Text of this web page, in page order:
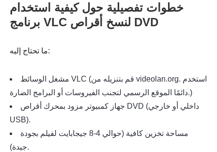
خطوات تفصيلية حول كيفية استخدام
برنامج VLC لنسخ أقراص DVD
ما تحتاج إليه:
مشغل الوسائط VLC (قم بتنزيله من videolan.org. استخدم
دائمًا الموقع الرسمي لتجنب الفيروسات أو البرامج الضارة.)
جهاز كمبيوتر مزود بمحرك أقراص DVD (داخلي أو خارجي
USB).
مساحة تخزين كافية (حوالي 4-8 جيجابايت لفيلم بجودة
جيدة).